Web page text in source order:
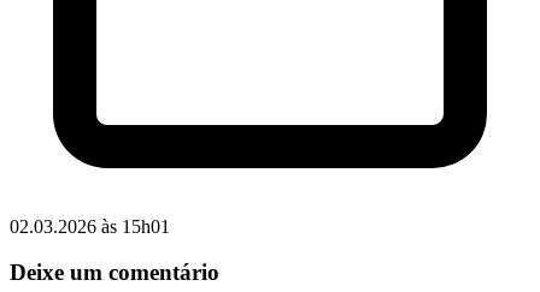
02.03.2026 às 15h01
Deixe um comentário